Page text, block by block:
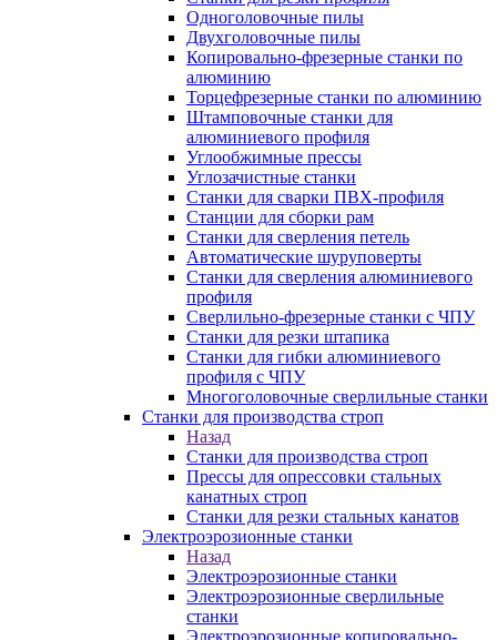
Одноголовочные пилы
Двухголовочные пилы
Копировально-фрезерные станки по
алюминию
Торцефрезерные станки по алюминию
Штамповочные станки для
алюминиевого профиля
Углообжимные прессы
Углозачистные станки
Станки для сварки ПВХ-профиля
Станции для сборки рам
Станки для сверления петель
Автоматические шуруповерты
Станки для сверления алюминиевого
профиля
Сверлильно-фрезерные станки с ЧПУ
Станки для резки штапика
Станки для гибки алюминиевого
профиля с ЧПУ
Многоголовочные сверлильные станки
Станки для производства строп
Назад
Станки для производства строп
Прессы для опрессовки стальных
канатных строп
Станки для резки стальных канатов
Электроэрозионные станки
Назад
Электроэрозионные станки
Электроэрозионные сверлильные
станки
Электроэрозионные копировально-